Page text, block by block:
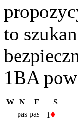
to
1BA
W N E
S
pas pas 1♦